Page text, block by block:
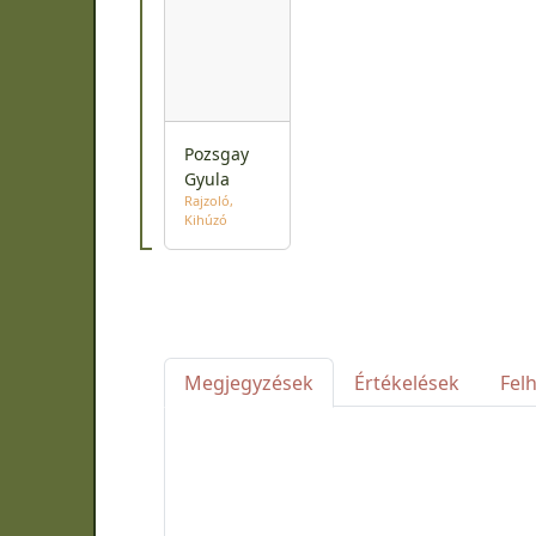
Pozsgay
Gyula
Rajzoló
Kihúzó
Megjegyzések Értékelések